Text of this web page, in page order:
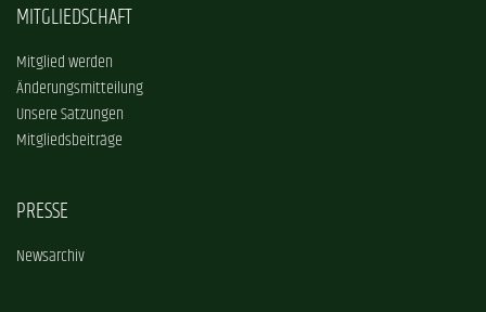
MITGLIEDSCHAFT
Mitglied werden
Änderungsmitteilung
Unsere Satzungen
Mitgliedsbeiträge
PRESSE
Newsarchiv